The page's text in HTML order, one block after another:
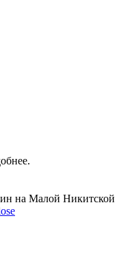
на Малой Никитской